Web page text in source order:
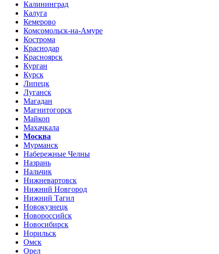
Калининград
Калуга
Кемерово
Комсомольск-на-Амуре
Кострома
Краснодар
Красноярск
Курган
Курск
Липецк
Луганск
Магадан
Магнитогорск
Майкоп
Махачкала
Москва
Мурманск
Набережные Челны
Назрань
Нальчик
Нижневартовск
Нижний Новгород
Нижний Тагил
Новокузнецк
Новороссийск
Новосибирск
Норильск
Омск
Орел